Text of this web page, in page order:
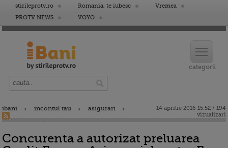
stirileprotv.ro Romania, te iubesc
Vremea
PROTV NEWS
VOYO
ibani incontul tau asigurari
14 aprilie 2016 15:52 / 194
vizualizari
Concurenta a autorizat preluarea